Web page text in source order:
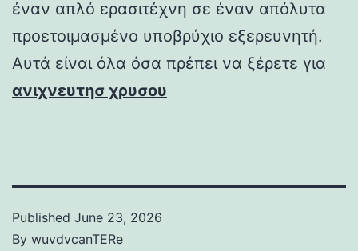
έναν απλό ερασιτέχνη σε έναν απόλυτα
προετοιμασμένο υποβρύχιο εξερευνητή.
Αυτά είναι όλα όσα πρέπει να ξέρετε για
ανιχνευτησ χρυσου
Published June 23, 2026
By wuvdvcanTERe